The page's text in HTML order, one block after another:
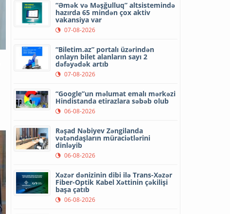
“Əmək və Məşğulluq” altsistemində
hazırda 65 mindən çox aktiv
vakansiya var
07-08-2026
“Biletim.az” portalı üzərindən
onlayn bilet alanların sayı 2
dəfəyədək artıb
07-08-2026
“Google”un məlumat emalı mərkəzi
Hindistanda etirazlara səbəb olub
06-08-2026
Rəşad Nəbiyev Zəngilanda
vətəndaşların müraciətlərini
dinləyib
06-08-2026
Xəzər dənizinin dibi ilə Trans-Xəzər
Fiber-Optik Kabel Xəttinin çəkilişi
başa çatıb
06-08-2026